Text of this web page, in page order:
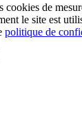
cookies de
le site est
politique de